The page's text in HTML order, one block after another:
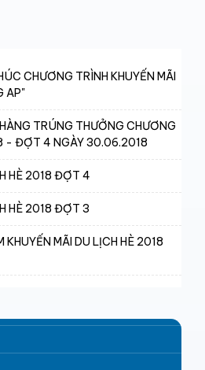
CHƯƠNG TRÌNH KHUYẾN MÃI
AP"
TRÚNG THƯỞNG CHƯƠNG
- ĐỢT 4 NGÀY 30.06.2018
HÈ 2018 ĐỢT 4
HÈ 2018 ĐỢT 3
MÃI DU LỊCH HÈ 2018